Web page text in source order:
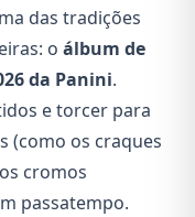
das tradições
o álbum de
da Panini.
e torcer para
(como os craques
cromos
passatempo.